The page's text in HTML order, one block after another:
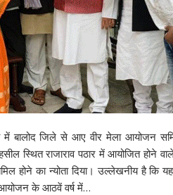
बालोद जिले से आए वीर मेला आयोजन
स्थित राजाराव पठार में आयोजित होने
होने का न्योता दिया। उल्लेखनीय है कि
आयोजन के आठवें वर्ष में…